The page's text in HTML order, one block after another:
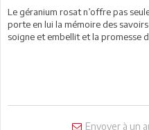
Le géranium rosat n’offre pas
porte en lui la mémoire des
soigne et embellit et la promesse
Envoyer à un